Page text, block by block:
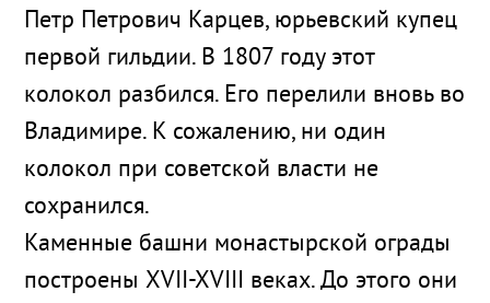
Петр Петрович Карцев, юрьевский купец
первой гильдии. В 1807 году этот
колокол разбился. Его перелили вновь во
Владимире. К сожалению, ни один
колокол при советской власти не
сохранился.
Каменные башни монастырской ограды
построены XVII-XVIII веках. До этого они